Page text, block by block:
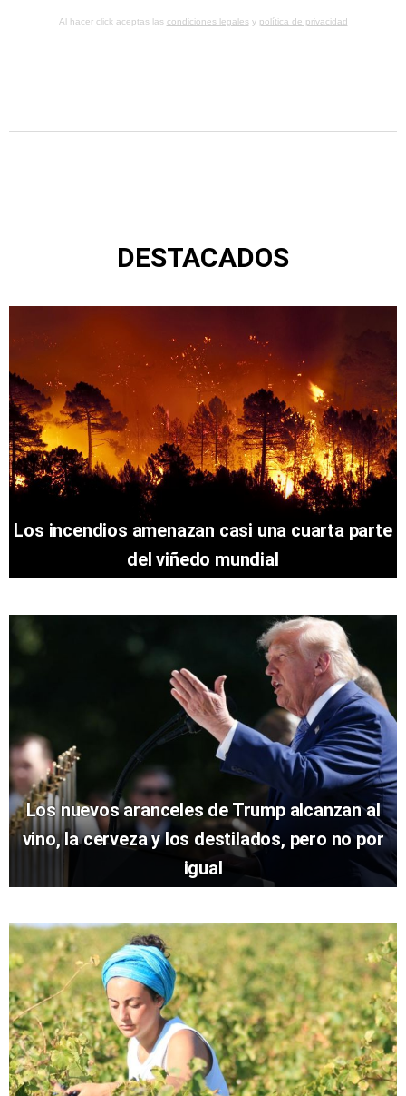
Al hacer click aceptas las condiciones legalesy política de privacidad
DESTACADOS
Los incendios amenazan casi una cuarta parte
del viñedo mundial
Los nuevos aranceles de Trump alcanzan al
vino, la cerveza y los destilados, pero no por
igual